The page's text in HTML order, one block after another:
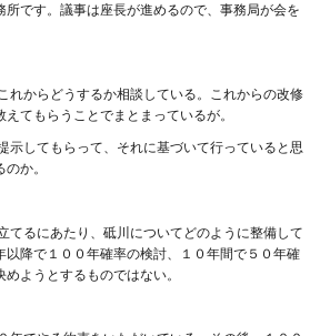
所です。議事は座長が進めるので、事務局が会を
れからどうするか相談している。これからの改修
てもらうことでまとまっているが。
示してもらって、それに基づいて行っていると思
か。
てるにあたり、砥川についてどのように整備して
以降で１００年確率の検討、１０年間で５０年確
ようとするものではない。